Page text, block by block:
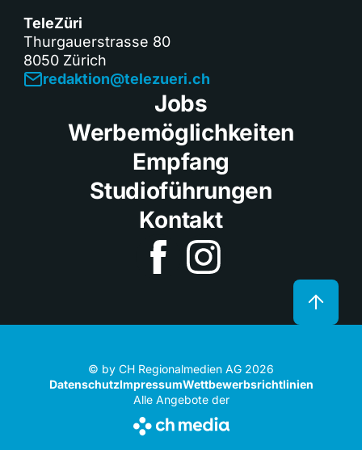
TeleZüri
Thurgauerstrasse 80
8050 Zürich
redaktion@telezueri.ch
Jobs
Werbemöglichkeiten
Empfang
Studioführungen
Kontakt
© by CH Regionalmedien AG 2026
DatenschutzImpressumWettbewerbsrichtlinien
Alle Angebote der